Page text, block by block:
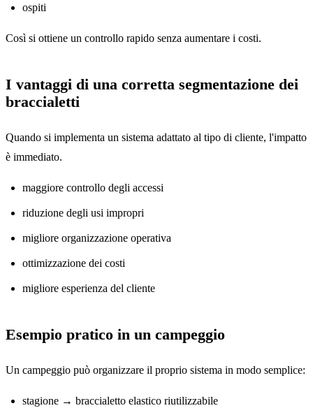
ospiti
Così si ottiene un controllo rapido senza aumentare i costi.
I vantaggi di una corretta segmentazione dei
braccialetti
Quando si implementa un sistema adattato al tipo di cliente, l'impatto
è immediato.
maggiore controllo degli accessi
riduzione degli usi impropri
migliore organizzazione operativa
ottimizzazione dei costi
migliore esperienza del cliente
Esempio pratico in un campeggio
Un campeggio può organizzare il proprio sistema in modo semplice:
stagione → braccialetto elastico riutilizzabile